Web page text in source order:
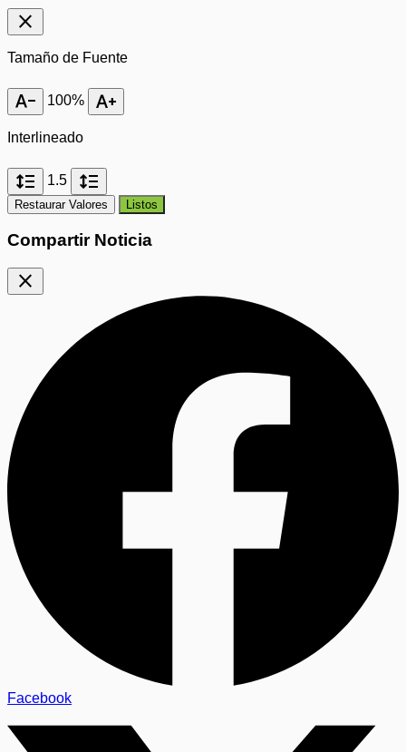
close
Tamaño de Fuente
text_decrease 100% text_increase
Interlineado
format_line_spacing 1.5 format_line_spacing
Restaurar Valores Listos
Compartir Noticia
close
Facebook